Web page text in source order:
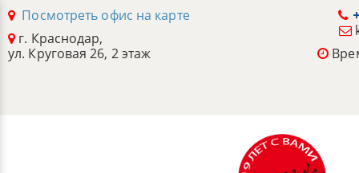
Посмотреть офис на карте
г. Краснодар,
ул. Круговая 26, 2 этаж